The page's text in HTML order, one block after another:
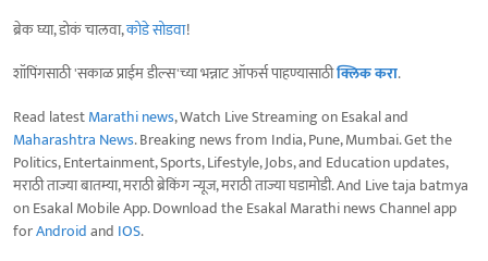
ब्रेक घ्या, डोकं चालवा,कोडे सोडवा!
शॉपिंगसाठी 'सकाळ प्राईम डील्स'च्या भन्नाट ऑफर्स पाहण्यासाठीक्लिक करा.
Read latestMarathi news, Watch Live Streaming on Esakal and
Maharashtra News. Breaking news from India, Pune, Mumbai. Get the
Politics, Entertainment, Sports, Lifestyle, Jobs, and Education updates,
मराठी ताज्या बातम्या, मराठी ब्रेकिंग न्यूज, मराठी ताज्या घडामोडी. And Live taja batmya
on Esakal Mobile App. Download the Esakal Marathi news Channel app
forAndroidand IOS.